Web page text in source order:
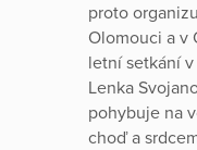
proto
Olomouci a v
letní setkání
Lenka
pohybuje na
choď a